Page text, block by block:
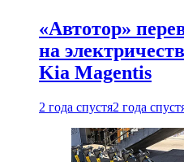
«Автотор»
на
Kia Magentis
2 года спустя2 года